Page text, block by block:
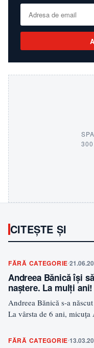
CITEȘTE ȘI
FĂRĂ CATEGORIE
Andreea Bănică îşi
naştere. La mulţi ani!
Andreea Bănică s-a
La vârsta de 6 ani,
FĂRĂ CATEGORIE